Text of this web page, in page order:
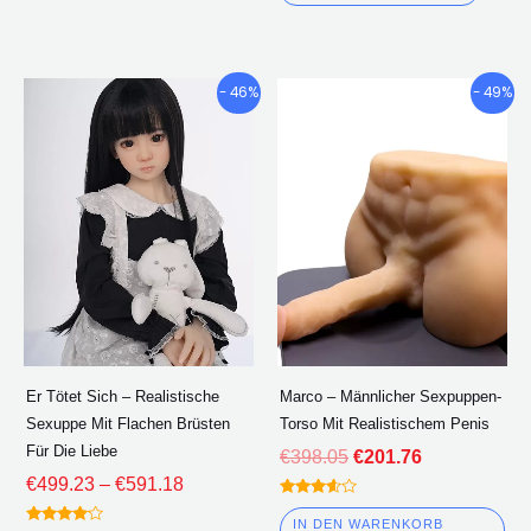
- 46%
Er Tötet Sich – Realistische
Sexuppe Mit Flachen Brüsten
Für Die Liebe
€499.23 – €591.18
Preisklasse:
€499.23
durch
€591.18
Dieses
Die
Optionen
können
auf
Produktseite
ausgewählt
werden
- 49%
Marco – Männlicher Sexpuppen-
Torso Mit Realistischem Penis
€398.05
war:
€398.05.
€201.76
aktuelle
ist:
€201.76.
Bewertet
3.50IN DEN WARENKORB